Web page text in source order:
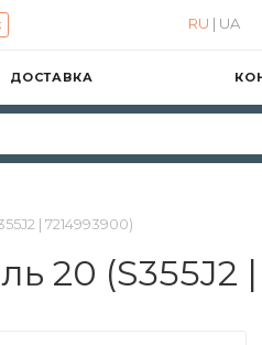
RU | UA
ДОСТАВКА
| 7214993900)
20 (S355J2